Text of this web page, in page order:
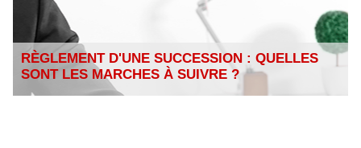
RÈGLEMENT D'UNE SUCCESSION : QUELLES
SONT LES MARCHES À SUIVRE ?